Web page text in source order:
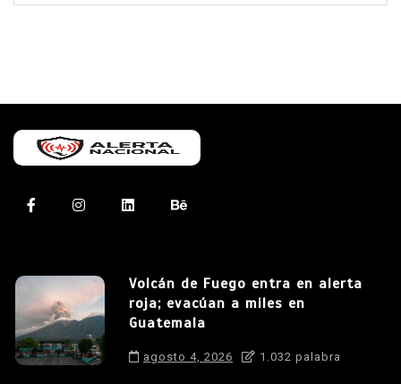
Volcán de Fuego entra en alerta
roja; evacúan a miles en
Guatemala
agosto 4, 2026 1.032 palabra